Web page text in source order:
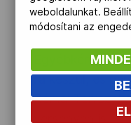
labdamenetet
Egyébként
ra készűl, és
Római
weboldalunkat.
módosítani az